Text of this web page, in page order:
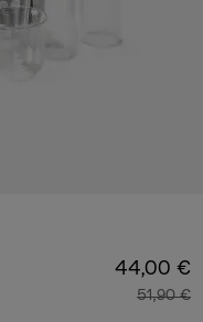
44,00 €
51,90 €